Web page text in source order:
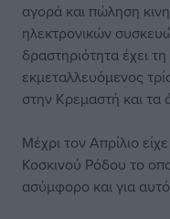
αγορά και πώληση
ηλεκτρονικών
δραστηριότητα έχει
εκμεταλλευόμενος
στην Κρεμαστή και τα
Μέχρι τον Απρίλιο
Κοσκινού Ρόδου το
ασύμφορο και για